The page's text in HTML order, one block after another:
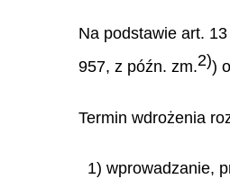
Na podstawie art.
957, z późn. zm.2))
Termin wdrożenia
1) wprowadzanie,